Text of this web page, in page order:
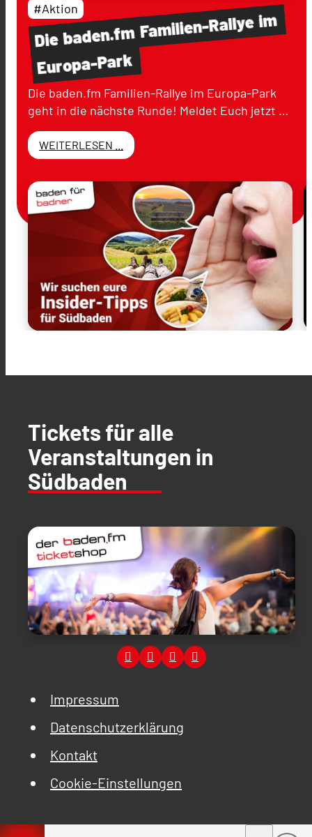
Diebaden.fmFamilien-Rallyeim
Europa-Park
#Aktion
Die baden.fm Familien-Rallye im Europa-Park
geht in die nächste Runde! Meldet Euch jetzt …
WEITERLESEN ...
Tickets für alle
Veranstaltungen in
Südbaden
Impressum
Datenschutzerklärung
Kontakt
Cookie-Einstellungen